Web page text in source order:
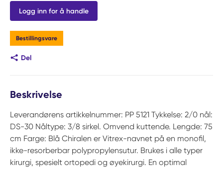
Logg inn for å handle
Bestillingsvare
Del
Beskrivelse
Leverandørens artikkelnummer: PP 5121 Tykkelse: 2/0 nål:
DS-30 Nåltype: 3/8 sirkel. Omvend kuttende. Lengde: 75
cm Farge: Blå Chiralen er Vitrex-navnet på en monofil,
ikke-resorberbar polypropylensutur. Brukes i alle typer
kirurgi, spesielt ortopedi og øyekirurgi. En optimal